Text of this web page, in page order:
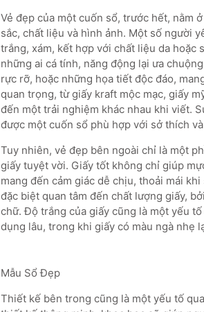
Vẻ đẹp của một cuốn sổ, trước hết, nằm
sắc, chất liệu và hình ảnh. Một số người
trắng, xám, kết hợp với chất liệu da hoặc
những ai cá tính, năng động lại ưa
rực rỡ, hoặc những họa tiết độc đáo,
quan trọng, từ giấy kraft mộc mạc, giấy
đến một trải nghiệm khác nhau khi viết.
được một cuốn sổ phù hợp với sở thích
Tuy nhiên, vẻ đẹp bên ngoài chỉ là một
giấy tuyệt vời. Giấy tốt không chỉ giúp
mang đến cảm giác dễ chịu, thoải mái
đặc biệt quan tâm đến chất lượng giấy,
chữ. Độ trắng của giấy cũng là một yếu
dụng lâu, trong khi giấy có màu ngà nhẹ
Mẫu Sổ Đẹp
Thiết kế bên trong cũng là một yếu tố